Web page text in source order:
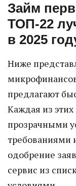
Займ
ТОП-22
в 2025
Ниже
предлагают
Каждая из
прозрачными
требованиями
одобрение
сервис из